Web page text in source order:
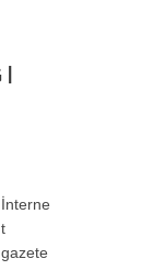
İnterne
t
gazete